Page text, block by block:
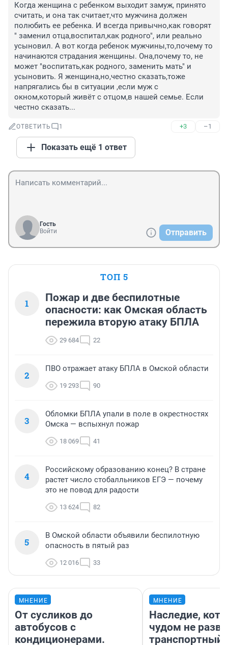
Когда женщина с ребенком выходит замуж, принято
считать, и она так считает,что мужчина должен
полюбить ее ребенка. И всегда привычно,как говорят
" заменил отца,воспитал,как родного", или реально
усыновил. А вот когда ребенок мужчины,то,почему то
начинаются страдания женщины. Она,почему то, не
может "воспитать,как родного, заменить мать" и
усыновить. Я женщина,но,честно сказать,тоже
напрягались бы в ситуации ,если муж с
окном,который живёт с отцом,в нашей семье. Если
честно сказать...
ОТВЕТИТЬ 1 +3 –1
Показать ещё 1 ответ
Гость
Войти
Отправить
ТОП 5
1
Пожар и две беспилотные
опасности: как Омская область
пережила вторую атаку БПЛА
29 684 22
2
ПВО отражает атаку БПЛА в Омской области
19 293 90
3
Обломки БПЛА упали в поле в окрестностях
Омска — вспыхнул пожар
18 069 41
4
Российскому образованию конец? В стране
растет число стобалльников ЕГЭ — почему
это не повод для радости
13 624 82
5
В Омской области объявили беспилотную
опасность в пятый раз
12 016 33
МНЕНИЕ
От сусликов до
автобусов с
кондиционерами.
МНЕНИЕ
Наследие,
чудом не
транспортный